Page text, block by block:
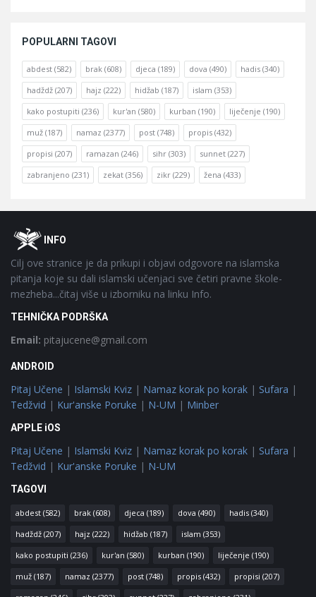
POPULARNI TAGOVI
abdest (582) brak (608) djeca (189) dova (490) hadis (340)
hadždž (207) hajz (222) hidžab (187) islam (353)
kako postupiti (236) kur'an (580) kurban (190) liječenje (190)
muž (187) namaz (2377) post (748) propis (432)
propisi (207) ramazan (246) sihr (303) sunnet (227)
zabranjeno (231) zekat (356) zikr (229) žena (433)
FooterOINFO
Cilj ove stranice je da prikupi i objavi odgovore na islamska
pitanja koje su dali islamski učenjaci sve četiri pravne škole-
mezheba...čitaj više u izborniku na linku Info.
TEHNIČKA PODRŠKA
Email: pitajucene@gmail.com
ANDROID
Pitaj Učene | Islamski Kviz | Namaz korak po korak | Sufara |
Tedžvid | Kur'anske Poruke | N-UM | Minber
APPLE iOS
Pitaj Učene | Islamski Kviz | Namaz korak po korak | Sufara |
Tedžvid | Kur'anske Poruke | N-UM
TAGOVI
abdest (582) brak (608) djeca (189) dova (490) hadis (340)
hadždž (207) hajz (222) hidžab (187) islam (353)
kako postupiti (236) kur'an (580) kurban (190) liječenje (190)
muž (187) namaz (2377) post (748) propis (432) propisi (207)